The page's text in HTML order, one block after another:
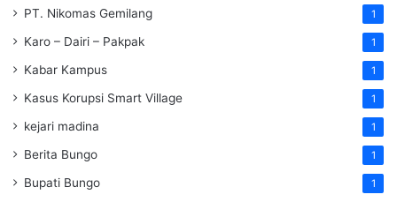
PT. Nikomas Gemilang 1
Karo – Dairi – Pakpak 1
Kabar Kampus 1
Kasus Korupsi Smart Village 1
kejari madina 1
Berita Bungo 1
Bupati Bungo 1